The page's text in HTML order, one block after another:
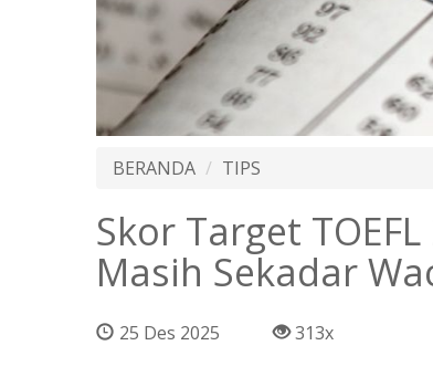
BERANDA TIPS
Skor Target
Masih Sekadar
25 Des 2025 313x